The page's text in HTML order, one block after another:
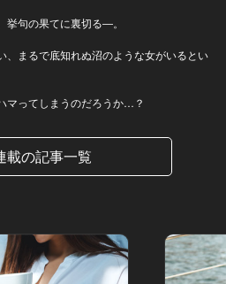
挙句の果てに裏切る―。
、まるで底知れぬ沼のような女がいるとい
マってしまうのだろうか…？
載の記事一覧